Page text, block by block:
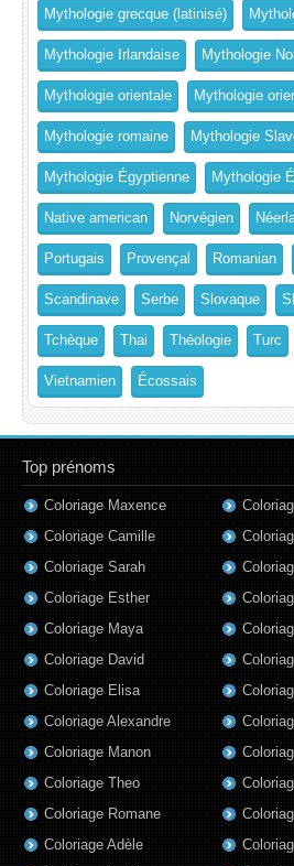
Mythologie grecque (latinisé)
Mythologie Irlandaise Mythologie
Mythologie orientale Mythologie
Mythologie romaine Mythologie
Mythologie Égyptienne Mythologie
Native american Norvégien
Portugais Provençal Romanian
Scandinave Serbe Slovaque
Tchèque Thai Théologie Turc
Vietnamien Écossais
Top prénoms
Coloriage Maxence
Coloriage Camille
Coloriage Sarah
Coloriage Esther
Coloriage Maya
Coloriage David
Coloriage Elisa
Coloriage Alexandre
Coloriage Manon
Coloriage Theo
Coloriage Romane
Coloriage Adèle